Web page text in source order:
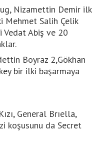
Nizamettin Demir ilk
Mehmet Salih Çelik
Vedat Abiş ve 20
Boyraz 2,Gökhan
bir ilki başarmaya
General Brıella,
koşusunu da Secret